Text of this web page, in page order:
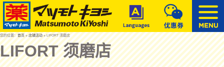
您的位置：首页»店铺活动» LIFORT 须磨店
LIFORT 须磨店